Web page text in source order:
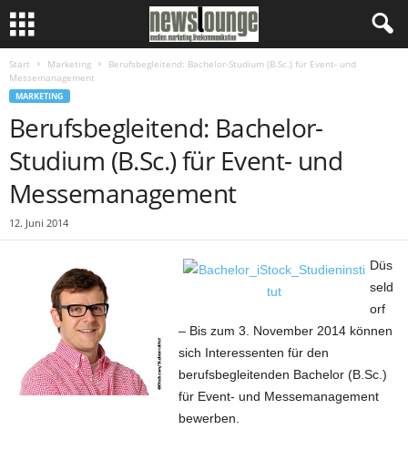
Start Marketing
Berufsbegleitend: Bachelor-Studium (B.Sc.) für Event- und
Messemanagement
MARKETING
Berufsbegleitend: Bachelor-
Studium (B.Sc.) für Event- und
Messemanagement
12. Juni 2014
Düs
seld
orf
– Bis zum 3. November 2014 können
sich Interessenten für den
berufsbegleitenden Bachelor (B.Sc.)
für Event- und Messemanagement
bewerben.